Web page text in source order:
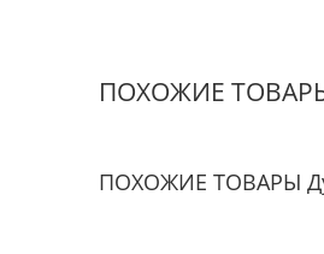
ПОХОЖИЕ
ПОХОЖИЕ ТОВАРЫ